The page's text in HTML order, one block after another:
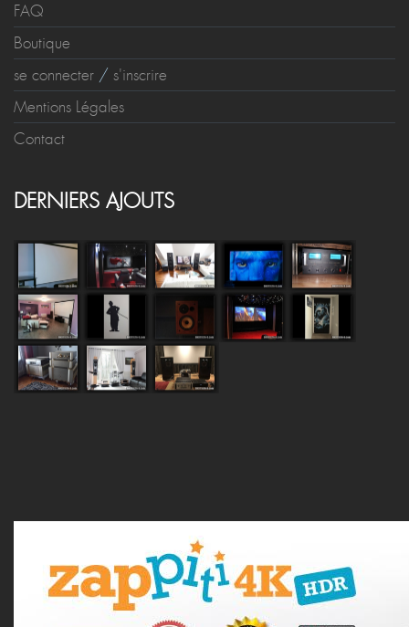
FAQ
Boutique
se connecter / s'inscrire
Mentions Légales
Contact
DERNIERS AJOUTS